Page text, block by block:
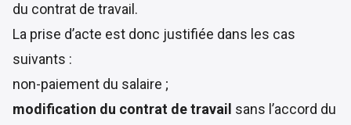
du contrat de travail.
La prise d’acte est donc justifiée dans les cas
suivants :
non-paiement du salaire ;
modification du contrat de travail sans l’accord du